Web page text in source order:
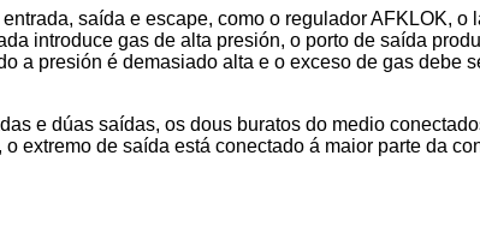
saída e escape, como o regulador AFKLOK,
introduce gas de alta presión, o porto de saída
a presión é demasiado alta e o exceso de gas debe
e dúas saídas, os dous buratos do medio
extremo de saída está conectado á maior parte da